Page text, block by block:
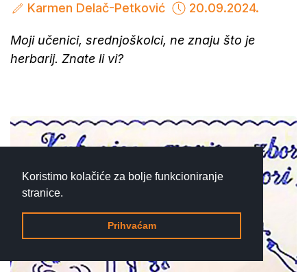
Koristimo kolačiće za bolje funkcioniranje
stranice.
Prihvaćam
Karmen Delač-Petković 20.09.2024.
Moji učenici, srednjoškolci, ne znaju što je
herbarij. Znate li vi?